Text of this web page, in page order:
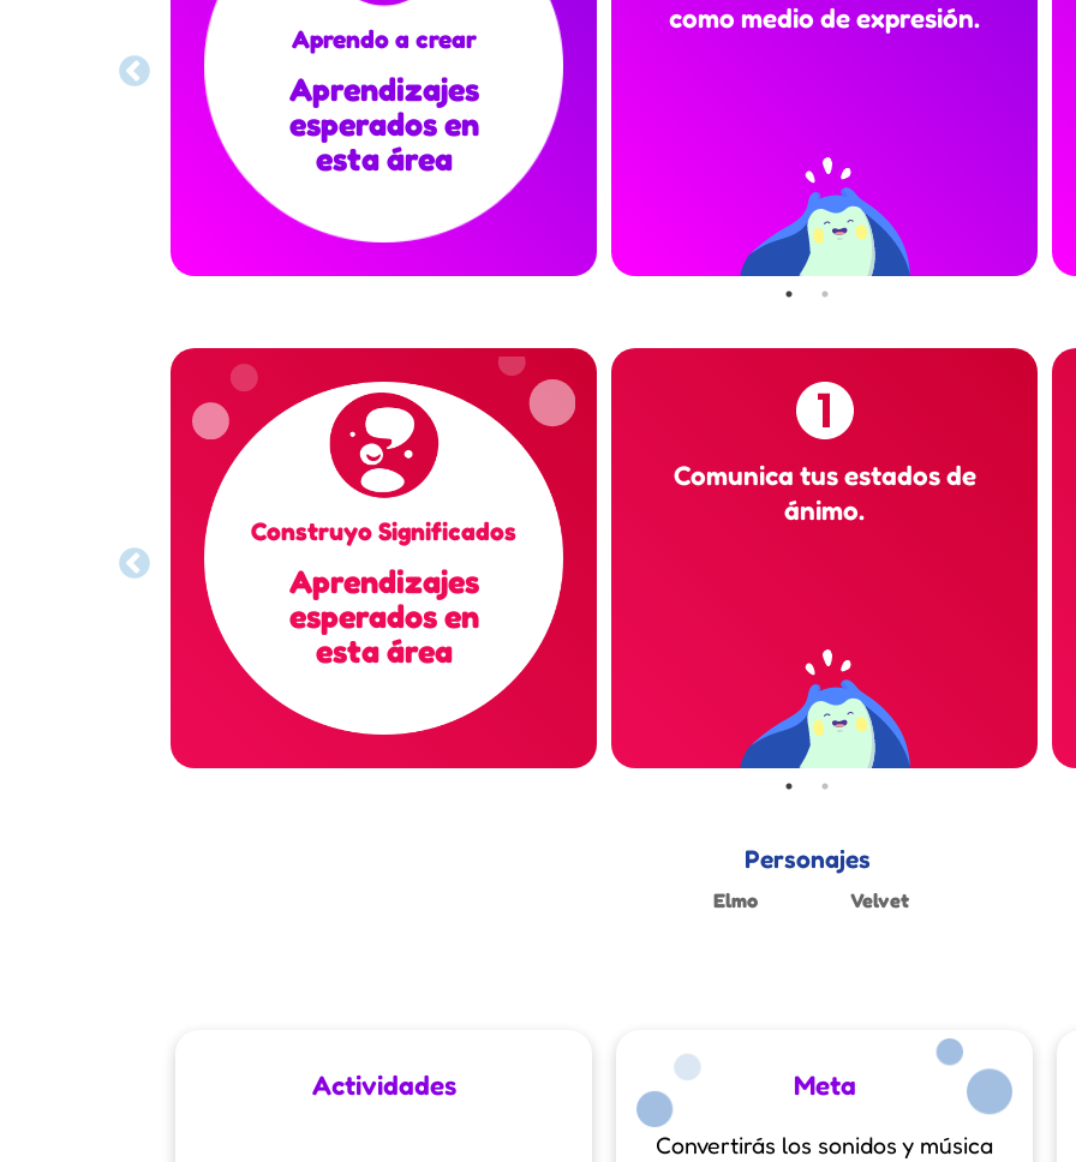
Aprendo a crear
Aprendizajes
esperados en
esta área
como medio de expresión.
Construyo Significados
Aprendizajes
esperados en
esta área
Comunica tus estados de
ánimo.
Personajes
Elmo Velvet
Actividades Meta
Convertirás los sonidos y música